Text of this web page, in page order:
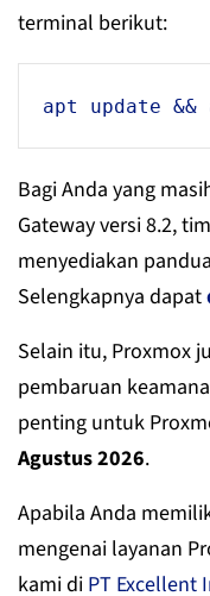
terminal berikut:
apt update &&
Bagi Anda yang
Gateway versi 8.2,
menyediakan
Selengkapnya dapat
Selain itu, Proxmox
pembaruan
penting untuk
Agustus 2026.
Apabila Anda
mengenai layanan
kami di PT Excellent